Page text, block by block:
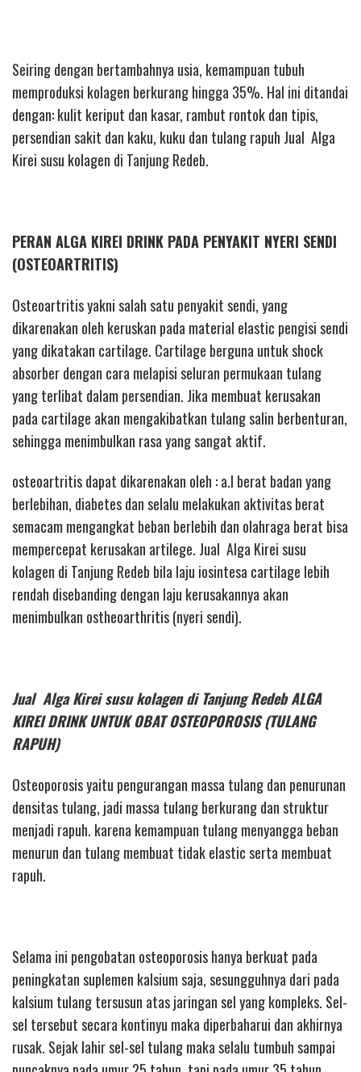
Seiring dengan bertambahnya usia, kemampuan tubuh
memproduksi kolagen berkurang hingga 35%. Hal ini ditandai
dengan: kulit keriput dan kasar, rambut rontok dan tipis,
persendian sakit dan kaku, kuku dan tulang rapuh Jual Alga
Kirei susu kolagen di Tanjung Redeb.
PERAN ALGA KIREI DRINK PADA PENYAKIT NYERI SENDI
(OSTEOARTRITIS)
Osteoartritis yakni salah satu penyakit sendi, yang
dikarenakan oleh keruskan pada material elastic pengisi sendi
yang dikatakan cartilage. Cartilage berguna untuk shock
absorber dengan cara melapisi seluran permukaan tulang
yang terlibat dalam persendian. Jika membuat kerusakan
pada cartilage akan mengakibatkan tulang salin berbenturan,
sehingga menimbulkan rasa yang sangat aktif.
osteoartritis dapat dikarenakan oleh : a.l berat badan yang
berlebihan, diabetes dan selalu melakukan aktivitas berat
semacam mengangkat beban berlebih dan olahraga berat bisa
mempercepat kerusakan artilege. Jual Alga Kirei susu
kolagen di Tanjung Redeb bila laju iosintesa cartilage lebih
rendah disebanding dengan laju kerusakannya akan
menimbulkan ostheoarthritis (nyeri sendi).
Jual Alga Kirei susu kolagen di Tanjung Redeb ALGA
KIREI DRINK UNTUK OBAT OSTEOPOROSIS (TULANG
RAPUH)
Osteoporosis yaitu pengurangan massa tulang dan penurunan
densitas tulang, jadi massa tulang berkurang dan struktur
menjadi rapuh. karena kemampuan tulang menyangga beban
menurun dan tulang membuat tidak elastic serta membuat
rapuh.
Selama ini pengobatan osteoporosis hanya berkuat pada
peningkatan suplemen kalsium saja, sesungguhnya dari pada
kalsium tulang tersusun atas jaringan sel yang kompleks. Sel-
sel tersebut secara kontinyu maka diperbaharui dan akhirnya
rusak. Sejak lahir sel-sel tulang maka selalu tumbuh sampai